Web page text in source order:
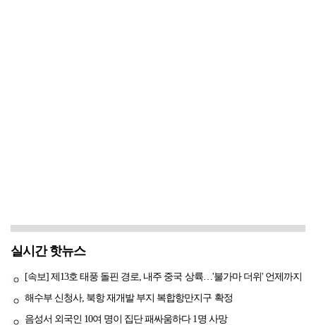
실시간 핫뉴스
[속보] 제13호 태풍 돌핀 경로, 내주 중국 상륙…'불가마 더위' 언제까지
해수부 신청사, 북항 재개발 부지 복합항만지구 확정
음성서 외국인 10여 명이 집단 패싸움하다 1명 사망